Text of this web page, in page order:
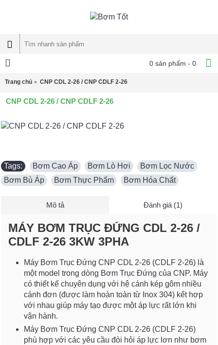
0 sản phẩm - 0
Trang chủ CNP CDL 2-26 / CNP CDLF 2-26
CNP CDL 2-26 / CNP CDLF 2-26
Tags: Bơm Cao Áp Bơm Lò Hơi Bơm Lọc Nước
Bơm Bù Áp
Bơm Thực Phẩm Bơm Hóa Chất
Mô tả Đánh giá (1)
MÁY BƠM TRỤC ĐỨNG CDL 2-26 /
CDLF 2-26 3KW 3PHA
Máy Bơm Trục Đứng CNP CDL 2-26 (CDLF 2-26) là
một model trong dòng Bơm Trục Đứng của CNP. Máy
có thiết kế chuyên dụng với hệ cánh kép gôm nhiều
cánh đơn (được làm hoàn toàn từ Inox 304) kết hợp
với nhau giúp máy tạo được một áp lực rất lớn khi
vận hành.
Máy Bơm Trục Đứng CNP CDL 2-26 (CDLF 2-26)
phù hợp với các yêu cầu đòi hỏi áp lực lơn như bơm